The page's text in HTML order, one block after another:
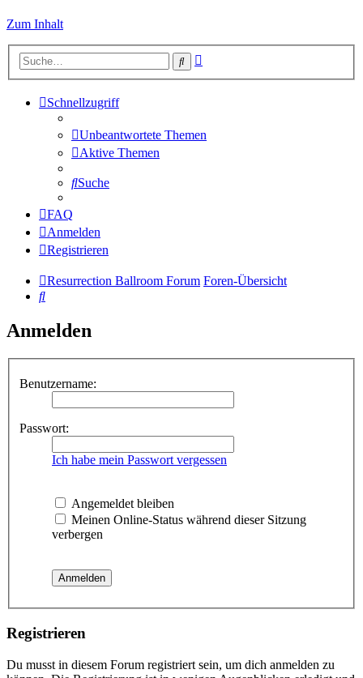
Zum Inhalt
Suche
Schnellzugriff
Unbeantwortete Themen
Aktive Themen
Suche
FAQ
Anmelden
Registrieren
Resurrection Ballroom Forum Foren-Übersicht
Suche
Anmelden
Benutzername:
Passwort:
Ich habe mein Passwort vergessen
Angemeldet bleiben
Meinen Online-Status während dieser Sitzung
verbergen
Registrieren
Du musst in diesem Forum registriert sein, um dich anmelden zu